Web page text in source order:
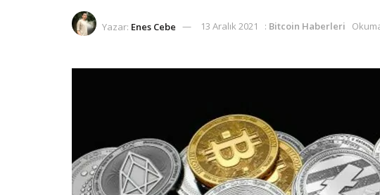
Yazar: Enes Cebe 13 Aralık 2021 : Bitcoin Haberleri